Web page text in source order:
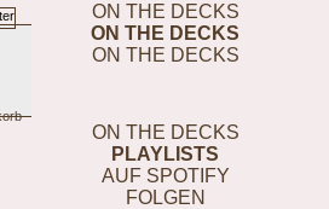
ON THE DECKS
ON THE DECKS
ON THE DECKS
ON THE DECKS
PLAYLISTS
AUF SPOTIFY
FOLGEN